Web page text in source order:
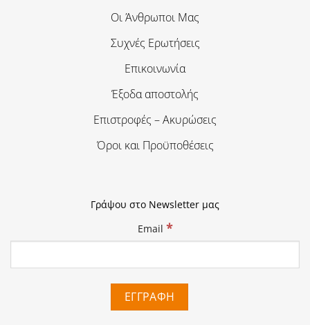
Οι Άνθρωποι Μας
Συχνές Ερωτήσεις
Επικοινωνία
Έξοδα αποστολής
Επιστροφές – Ακυρώσεις
Όροι και Προϋποθέσεις
Γράψου στο Newsletter μας
Email *